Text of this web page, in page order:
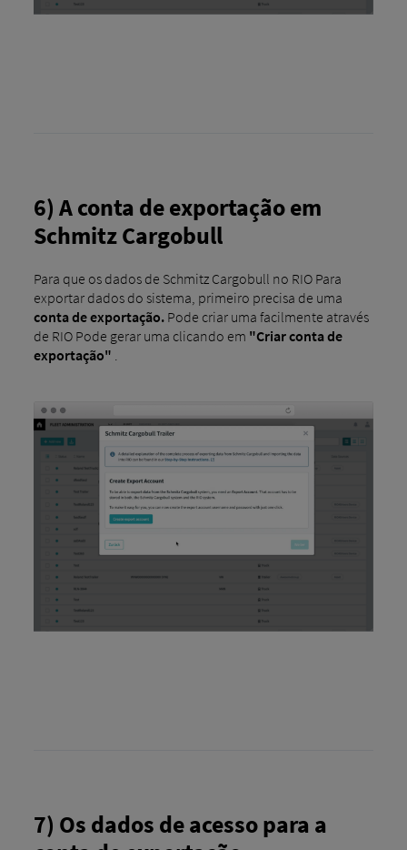
6) A conta de exportação em
Schmitz Cargobull
Para que os dados de Schmitz Cargobull no RIO Para
exportar dados do sistema, primeiro precisa de uma
conta de exportação.Pode criar uma facilmente através
de RIO Pode gerar uma clicando em "Criar conta de
exportação" .
7) Os dados de acesso para a